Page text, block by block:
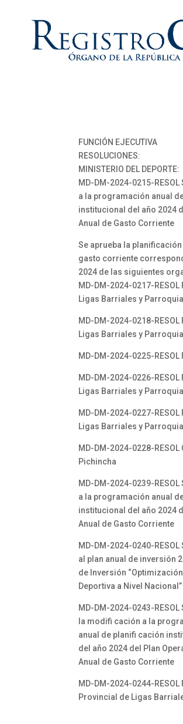
FUNCIÓN EJECUTIVA
RESOLUCIONES:
MINISTERIO DEL DEPORTE:
MD-DM-2024-0215-
a la programación anual
institucional del año 2024
Anual de Gasto Corriente
Se aprueba la
gasto corriente
2024 de las siguientes
MD-DM-2024-0217-
Ligas Barriales y
MD-DM-2024-0218-
Ligas Barriales y
MD-DM-2024-0225-
MD-DM-2024-0226-
Ligas Barriales y
MD-DM-2024-0227-
Ligas Barriales y
MD-DM-2024-0228-
Pichincha
MD-DM-2024-0239-
a la programación anual
institucional del año 2024
Anual de Gasto Corriente
MD-DM-2024-0240-
al plan anual de inversión
de Inversión
Deportiva a Nivel Nacional”
MD-DM-2024-0243-RESOL
la modifi cación a la
anual de planifi cación
del año 2024 del Plan
Anual de Gasto Corriente
MD-DM-2024-0244-
Provincial de Ligas